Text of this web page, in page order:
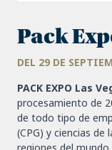
Pack
DEL 29 DE
PACK EXPO Las
procesamiento de
de todo tipo de
(CPG) y ciencias